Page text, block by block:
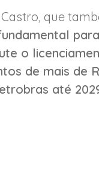
que
o
de mais de
até